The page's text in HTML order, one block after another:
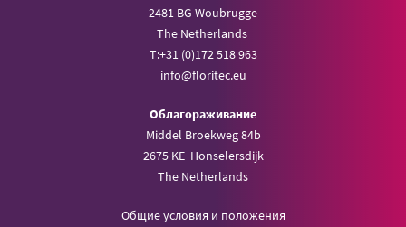
2481 BG Woubrugge
The Netherlands
T:+31 (0)172 518 963
info@floritec.eu
Oблагораживание
Middel Broekweg 84b
2675 KE Honselersdijk
The Netherlands
Общие условия и положения